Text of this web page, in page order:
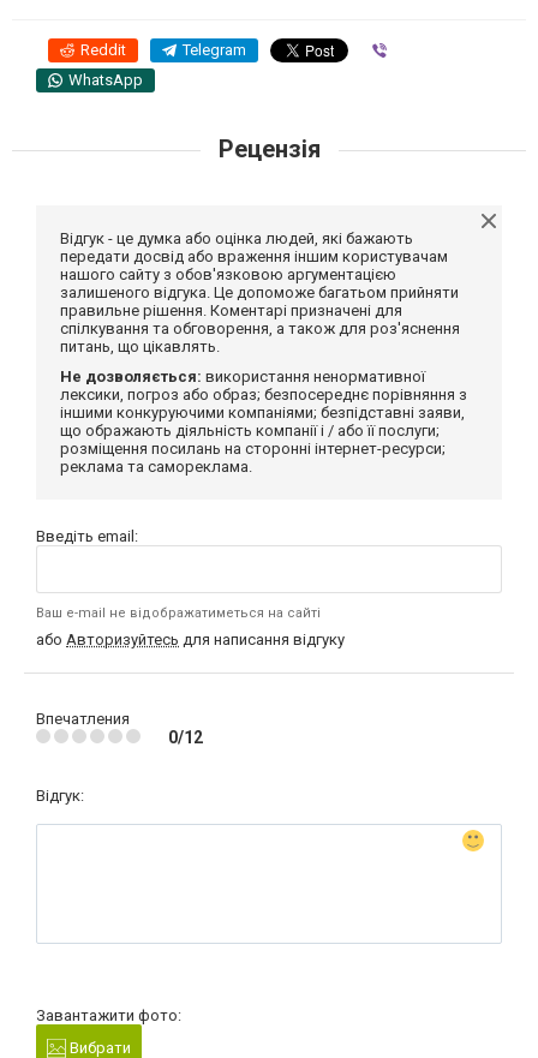
Reddit Telegram
WhatsApp
Рецензія
Відгук - це думка або оцінка людей, які бажають
передати досвід або враження іншим користувачам
нашого сайту з обов'язковою аргументацією
залишеного відгука. Це допоможе багатьом прийняти
правильне рішення. Коментарі призначені для
спілкування та обговорення, а також для роз'яснення
питань, що цікавлять.
Не дозволяється: використання ненормативної
лексики, погроз або образ; безпосереднє порівняння з
іншими конкуруючими компаніями; безпідставні заяви,
що ображають діяльність компанії і / або її послуги;
розміщення посилань на сторонні інтернет-ресурси;
реклама та самореклама.
Введіть email:
Ваш e-mail не відображатиметься на сайті
або Авторизуйтесь для написання відгуку
Впечатления
0/12
Відгук:
Завантажити фото:
Вибрати